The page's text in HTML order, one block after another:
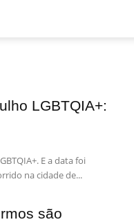
LGBTQIA+:
E a data foi
na cidade de...
são